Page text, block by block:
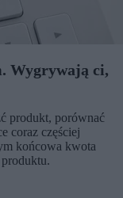
Wygrywają ci,
produkt, porównać
coraz częściej
końcowa kwota